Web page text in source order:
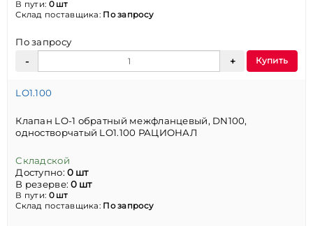
В пути: 0 шт
Склад поставщика: По запросу
По запросу
Купить
LO1.100
Клапан LO-1 обратный межфланцевый, DN100,
одностворчатый LO1.100 РАЦИОНАЛ
Складской
Доступно:0 шт
В резерве:0 шт
В пути: 0 шт
Склад поставщика: По запросу